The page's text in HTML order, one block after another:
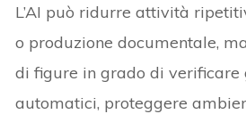
L’AI può ridurre attività
o produzione documentale,
di figure in grado di verificare
automatici, proteggere